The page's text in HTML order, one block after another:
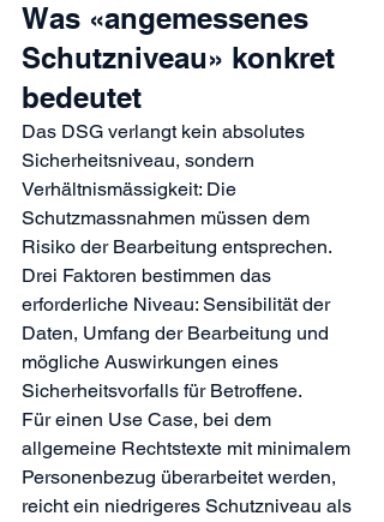
Was «angemessenes
Schutzniveau» konkret
bedeutet
Das DSG verlangt kein absolutes
Sicherheitsniveau, sondern
Verhältnismässigkeit: Die
Schutzmassnahmen müssen dem
Risiko der Bearbeitung entsprechen.
Drei Faktoren bestimmen das
erforderliche Niveau: Sensibilität der
Daten, Umfang der Bearbeitung und
mögliche Auswirkungen eines
Sicherheitsvorfalls für Betroffene.
Für einen Use Case, bei dem
allgemeine Rechtstexte mit minimalem
Personenbezug überarbeitet werden,
reicht ein niedrigeres Schutzniveau als